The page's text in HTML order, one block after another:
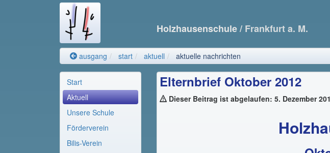
Holzhausenschule/ Frankfurt a. M.
ausgang start aktuell aktuelle nachrichten
Start
Aktuell
Unsere Schule
Förderverein
Bilis-Verein
Elternbrief Oktober 2012
Dieser Beitrag ist abgelaufen: 5. Dezember